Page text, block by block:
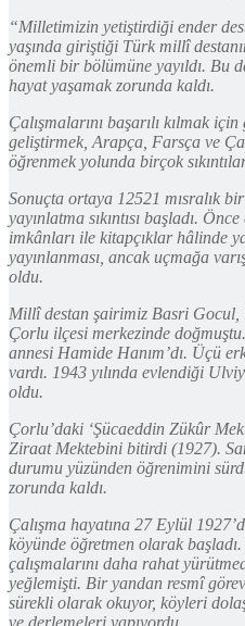
“Milletimizin yetiştirdiği ender
yaşında giriştiği Türk millî
önemli bir bölümüne yayıldı. Bu
hayat yaşamak zorunda kaldı.
Çalışmalarını başarılı kılmak
geliştirmek, Arapça, Farsça ve
öğrenmek yolunda birçok
Sonuçta ortaya 12521 mısralık
yayınlatma sıkıntısı başladı.
imkânları ile kitapçıklar hâlinde
yayınlanması, ancak uçmağa
oldu.
Millî destan şairimiz Basri Gocul,
Çorlu ilçesi merkezinde
annesi Hamide Hanım’dı. Üçü
vardı. 1943 yılında evlendiği
oldu.
Çorlu’daki ‘Şücaeddin Zükûr
Ziraat Mektebini bitirdi (1927).
durumu yüzünden öğrenimini
zorunda kaldı.
Çalışma hayatına 27 Eylül
köyünde öğretmen olarak
çalışmalarını daha rahat
yeğlemişti. Bir yandan resmî
sürekli olarak okuyor, köyleri
ve derlemeleri yapıyordu.